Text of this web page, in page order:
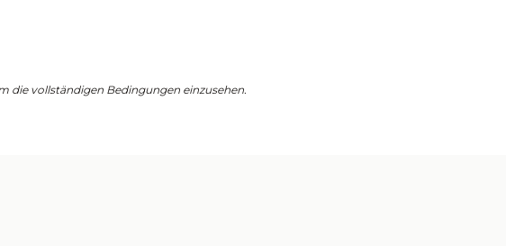
die vollständigen Bedingungen einzusehen.